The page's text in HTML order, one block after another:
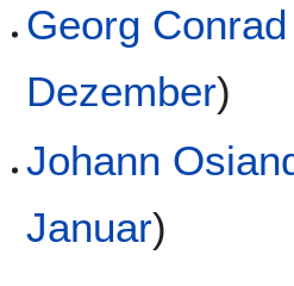
Georg
Dezember)
Johann
Januar)